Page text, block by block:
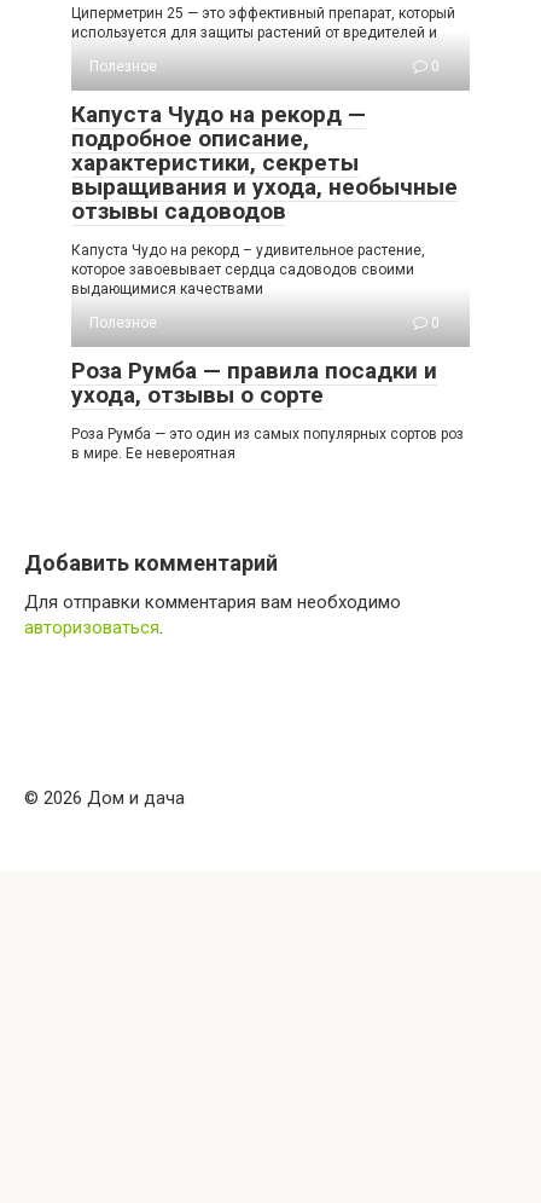
Циперметрин 25 — это эффективный препарат, который
используется для защиты растений от вредителей и
Полезное
0
Капуста Чудо на рекорд —
подробное описание,
характеристики, секреты
выращивания и ухода, необычные
отзывы садоводов
Капуста Чудо на рекорд – удивительное растение,
которое завоевывает сердца садоводов своими
выдающимися качествами
Полезное
0
Роза Румба — правила посадки и
ухода, отзывы о сорте
Роза Румба — это один из самых популярных сортов роз
в мире. Ее невероятная
Добавить комментарий
Для отправки комментария вам необходимо
авторизоваться.
© 2026 Дом и дача